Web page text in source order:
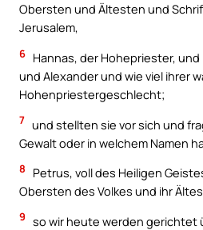
Obersten und Ältesten und
Jerusalem,
6 Hannas, der Hohepriester,
und Alexander und wie viel ihrer
Hohenpriestergeschlecht;
7 und stellten sie vor sich und
Gewalt oder in welchem Namen
8
Petrus, voll des Heiligen
Obersten des Volkes und ihr
9 so wir heute werden gerichtet